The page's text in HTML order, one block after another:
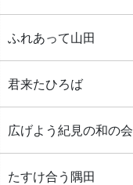
ふれあって山田
君来たひろば
広げよう紀見の和の会
たすけ合う隅田